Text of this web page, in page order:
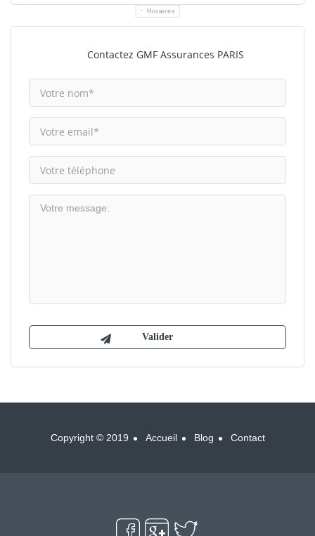
Horaires
Contactez GMF Assurances PARIS
Copyright © 2019 Accueil Blog Contact